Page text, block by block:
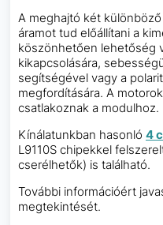
A meghajtó két
áramot tud előállítani a
köszönhetően lehetőség
kikapcsolására,
segítségével vagy a
megfordítására. A
csatlakoznak a modulhoz.
Kínálatunkban hasonló 4
L9110S chipekkel
cserélhetők) is található.
További információért
megtekintését.